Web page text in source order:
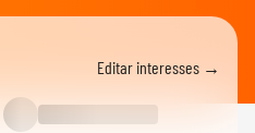
Editar interesses →